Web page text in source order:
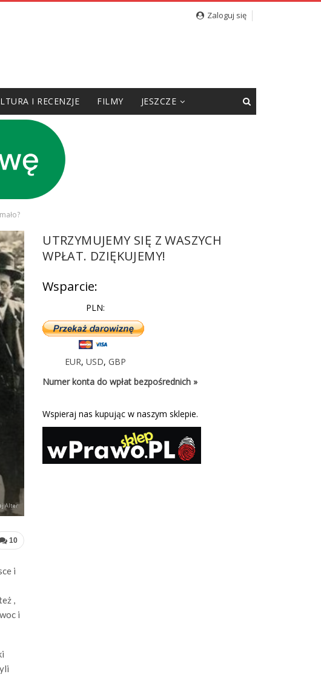
Zaloguj się
I RECENZJE FILMY JESZCZE
Alter
10
i
,
i
UTRZYMUJEMY SIĘ Z WASZYCH
WPŁAT. DZIĘKUJEMY!
Wsparcie:
PLN:
EUR,USD,GBP
Numer konta do wpłat bezpośrednich »
Wspieraj nas kupując w naszym sklepie.